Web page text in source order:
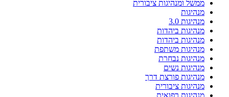
ממשל ומנהיגות ציבורית
מנהיגות
מנהיגות 3.0
מנהיגות ביהדות
מנהיגות ביהדות
מנהיגות משתפת
מנהיגות נבחרת
מנהיגות נשים
מנהיגות פורצת דרך
מנהיגות ציבורית
מנהיגות רפואית